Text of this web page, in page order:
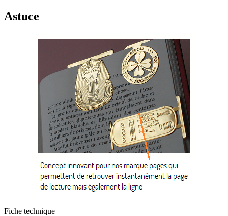
Astuce
Fiche technique